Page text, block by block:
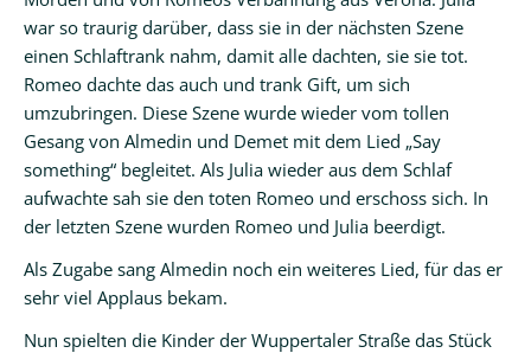
war so traurig darüber, dass sie in der nächsten Szene
einen Schlaftrank nahm, damit alle dachten, sie sie tot.
Romeo dachte das auch und trank Gift, um sich
umzubringen. Diese Szene wurde wieder vom tollen
Gesang von Almedin und Demet mit dem Lied „Say
something“ begleitet. Als Julia wieder aus dem Schlaf
aufwachte sah sie den toten Romeo und erschoss sich. In
der letzten Szene wurden Romeo und Julia beerdigt.
Als Zugabe sang Almedin noch ein weiteres Lied, für das er
sehr viel Applaus bekam.
Nun spielten die Kinder der Wuppertaler Straße das Stück